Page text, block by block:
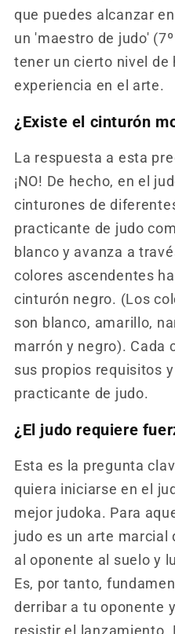
que puedes alcanzar
un 'maestro de judo'
tener un cierto nivel de
experiencia en el arte.
¿Existe el cinturón
La respuesta a esta
¡NO! De hecho, en el
cinturones de
practicante de judo
blanco y avanza a
colores ascendentes
cinturón negro. (Los
son blanco, amarillo,
marrón y negro). Cada
sus propios requisitos
practicante de judo.
¿El judo requiere
Esta es la pregunta
quiera iniciarse en el
mejor judoka. Para
judo es un arte marcial
al oponente al suelo y
Es, por tanto,
derribar a tu oponente
resistir el lanzamiento.